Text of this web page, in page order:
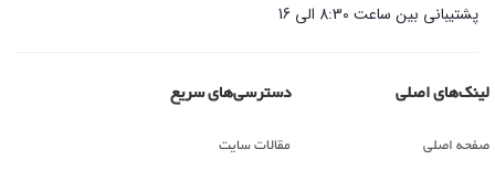
پشتیبانی بین ساعت 8:30 الی 16
لینک‌های اصلی
صفحه اصلی
دسترسی‌های سریع
مقالات سایت